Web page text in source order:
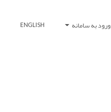
ورود به سامانه ENGLISH